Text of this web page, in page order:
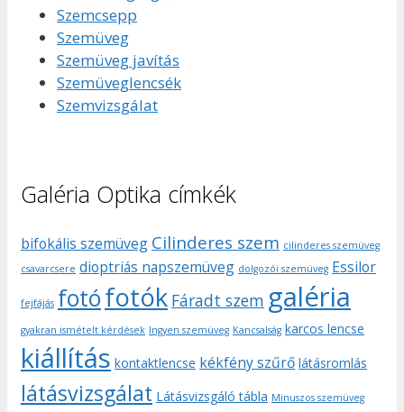
Szemcsepp
Szemüveg
Szemüveg javítás
Szemüveglencsék
Szemvizsgálat
Galéria Optika címkék
bifokális szemüveg Cilinderes szem cilinderes szemüveg
csavarcsere dioptriás napszemüveg dolgozói szemüveg Essilor
fejfájás fotófotók Fáradt szem galéria
gyakran ismételt kérdések Ingyen szemüveg Kancsalság karcos lencse
kiállítás kontaktlencse kékfény szűrő látásromlás
látásvizsgálat Látásvizsgáló tábla Minuszos szemüveg